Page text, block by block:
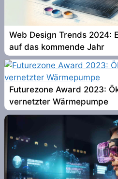
Web Design Trends 2024:
auf das kommende Jahr
Futurezone Award 2023:
vernetzter Wärmepumpe